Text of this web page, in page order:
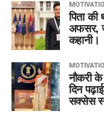
पिता
अफसर,
कहानी।
नौकरी
दिन
सक्सेस